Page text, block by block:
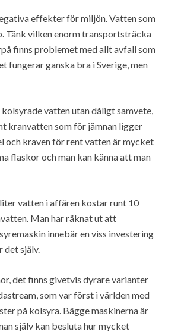
effekter för miljön. Vatten som
Tänk vilken enorm transportsträcka
finns problemet med allt avfall som
fungerar ganska bra i Sverige, men
vatten utan dåligt samvete,
kranvatten som för jämnan ligger
och kraven för rent vatten är mycket
flaskor och man kan känna att man
vatten i affären kostar runt 10
Man har räknat ut att
innebär en viss investering
det själv.
det finns givetvis dyrare varianter
som var först i världen med
på kolsyra. Bägge maskinerna är
själv kan besluta hur mycket